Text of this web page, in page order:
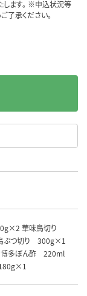
します。 ※申込状況等
了承ください。
華味鳥切り
つ切り 300g×1
多ぽん酢 220ml